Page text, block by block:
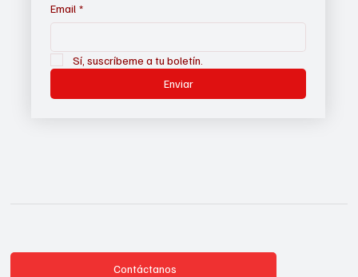
Email *
Sí, suscríbeme a tu boletín.
Enviar
Contáctanos